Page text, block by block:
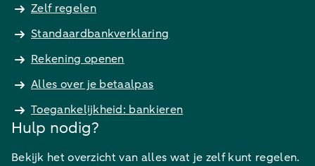
Zelf regelen
Standaardbankverklaring
Rekening openen
Alles over je betaalpas
Toegankelijkheid: bankieren
Hulp nodig?
Bekijk het overzicht van alles wat je zelf kunt regelen.